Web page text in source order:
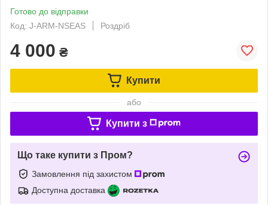
Готово до відправки
Код: J-ARM-NSEAS
Роздріб
4 000 ₴
Купити
або
Купити з
Що таке купити з Пром?
Замовлення під захистом
Доступна доставка